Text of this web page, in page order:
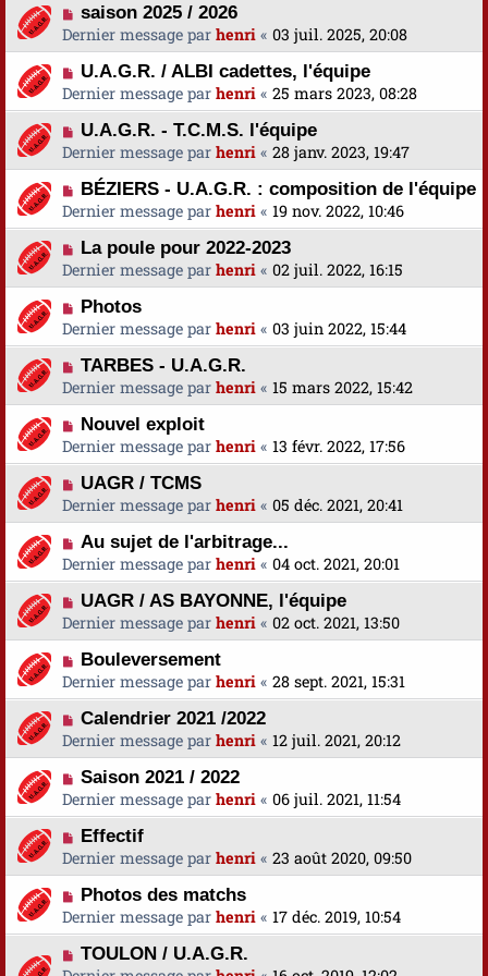
saison 2025 / 2026
Dernier message par henri « 03 juil. 2025, 20:08
U.A.G.R. / ALBI cadettes, l'équipe
Dernier message par henri « 25 mars 2023, 08:28
U.A.G.R. - T.C.M.S. l'équipe
Dernier message par henri « 28 janv. 2023, 19:47
BÉZIERS - U.A.G.R. : composition de l'équipe
Dernier message par henri « 19 nov. 2022, 10:46
La poule pour 2022-2023
Dernier message par henri « 02 juil. 2022, 16:15
Photos
Dernier message par henri « 03 juin 2022, 15:44
TARBES - U.A.G.R.
Dernier message par henri « 15 mars 2022, 15:42
Nouvel exploit
Dernier message par henri « 13 févr. 2022, 17:56
UAGR / TCMS
Dernier message par henri « 05 déc. 2021, 20:41
Au sujet de l'arbitrage...
Dernier message par henri « 04 oct. 2021, 20:01
UAGR / AS BAYONNE, l'équipe
Dernier message par henri « 02 oct. 2021, 13:50
Bouleversement
Dernier message par henri « 28 sept. 2021, 15:31
Calendrier 2021 /2022
Dernier message par henri « 12 juil. 2021, 20:12
Saison 2021 / 2022
Dernier message par henri « 06 juil. 2021, 11:54
Effectif
Dernier message par henri « 23 août 2020, 09:50
Photos des matchs
Dernier message par henri « 17 déc. 2019, 10:54
TOULON / U.A.G.R.